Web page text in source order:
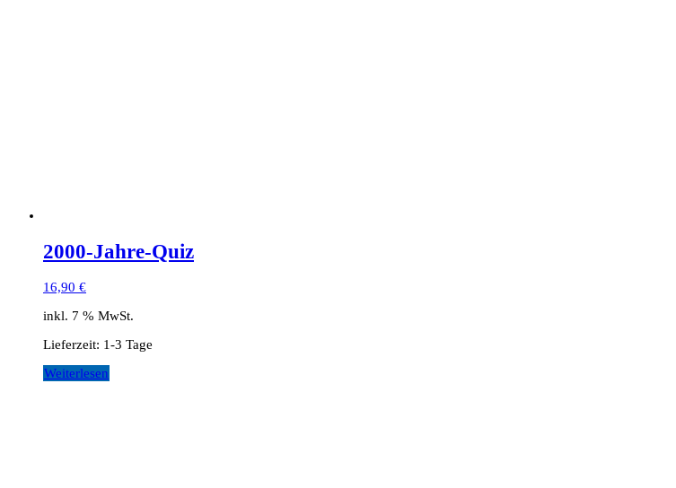
2000-Jahre-Quiz
16,90 €
inkl. 7 % MwSt.
Lieferzeit: 1-3 Tage
Weiterlesen